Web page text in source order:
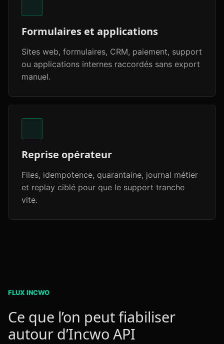
Formulaires et applications
Sites web, formulaires, CRM, paiement, support
ou applications internes raccordés sans export
manuel.
Reprise opérateur
Files, idempotence, quarantaine, journal métier
et replay ciblé pour que le support tranche
vite.
FLUX INCWO
Ce que l’on peut fiabiliser
autour d’Incwo API